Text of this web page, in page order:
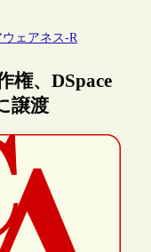
ェアネス-R
権、DSpace
譲渡